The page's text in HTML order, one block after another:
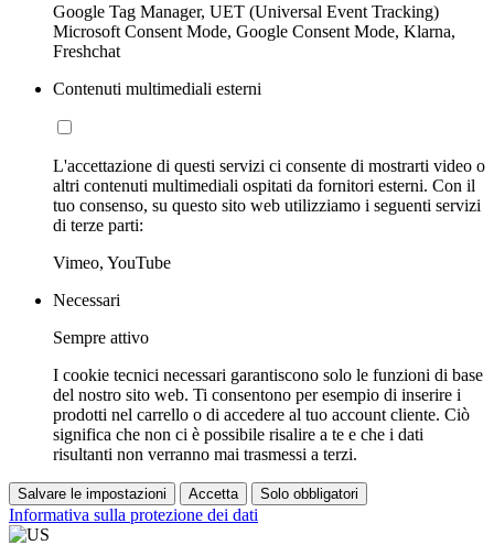
Google Tag Manager, UET (Universal Event Tracking)
Microsoft Consent Mode, Google Consent Mode, Klarna,
Freshchat
Contenuti multimediali esterni
L'accettazione di questi servizi ci consente di mostrarti video o
altri contenuti multimediali ospitati da fornitori esterni. Con il
tuo consenso, su questo sito web utilizziamo i seguenti servizi
di terze parti:
Vimeo, YouTube
Necessari
Sempre attivo
I cookie tecnici necessari garantiscono solo le funzioni di base
del nostro sito web. Ti consentono per esempio di inserire i
prodotti nel carrello o di accedere al tuo account cliente. Ciò
significa che non ci è possibile risalire a te e che i dati
risultanti non verranno mai trasmessi a terzi.
Salvare le impostazioni Accetta Solo obbligatori
Informativa sulla protezione dei dati